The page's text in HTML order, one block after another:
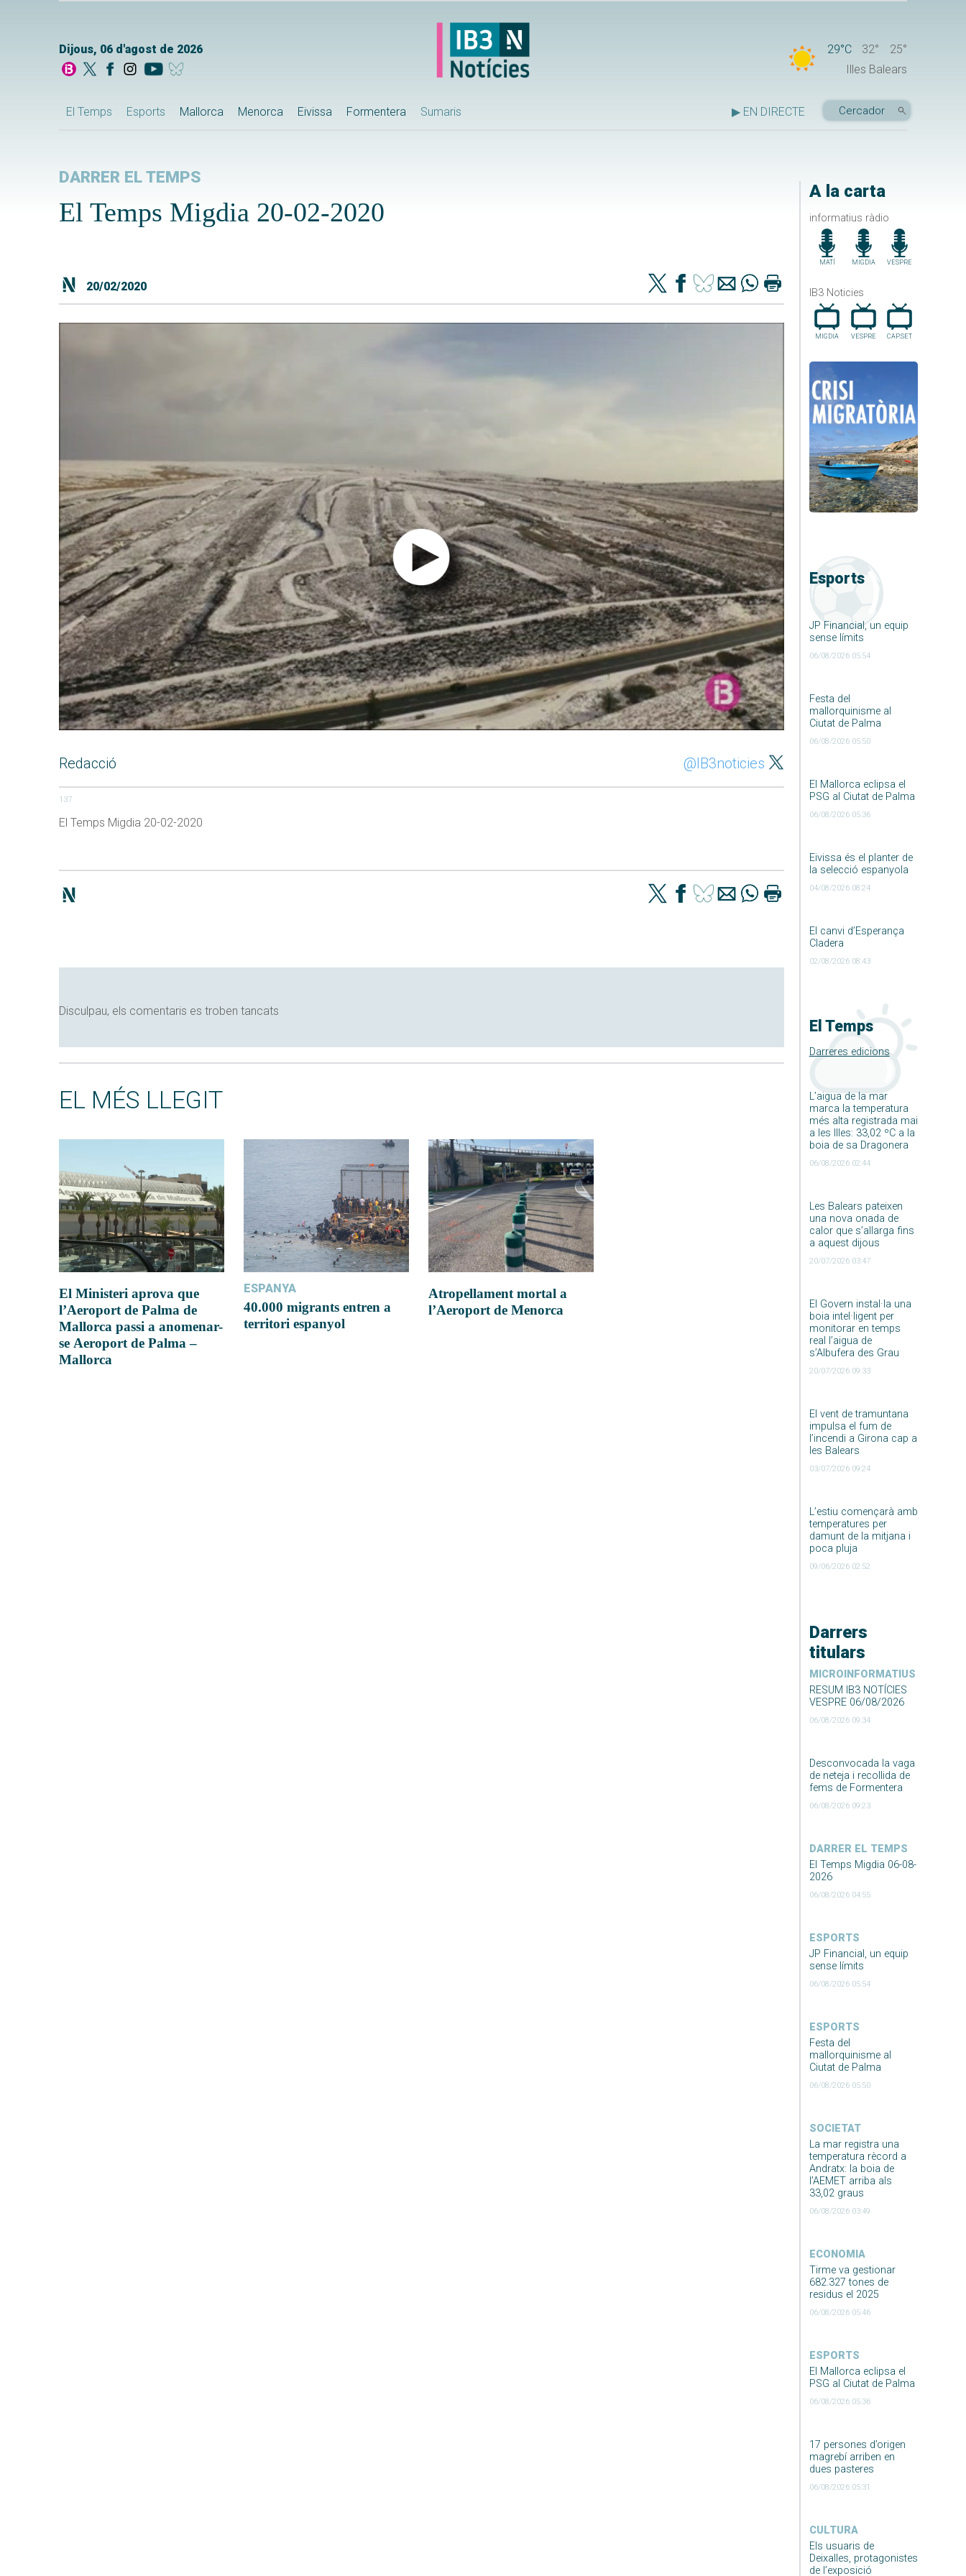
Dijous, 06 d'agost de 2026 29°C 32°
25°
Illes Balears
El Temps Esports Mallorca Menorca Eivissa Formentera Sumaris ▶ EN DIRECTE
A la carta
informatius ràdio
MATÍ MIGDIA VESPRE
IB3 Noticies
MIGDIA VESPRE CAP.SET
Esports
JP Financial, un equip
sense límits
06/08/2026 05:54
Festa del
mallorquinisme al
Ciutat de Palma
06/08/2026 05:50
El Mallorca eclipsa el
PSG al Ciutat de Palma
06/08/2026 05:36
Eivissa és el planter de
la selecció espanyola
04/08/2026 08:24
El canvi d’Esperança
Cladera
02/08/2026 08:43
El Temps
Darreres edicions
L’aigua de la mar
marca la temperatura
més alta registrada mai
a les Illes: 33,02 ºC a la
boia de sa Dragonera
06/08/2026 02:44
Les Balears pateixen
una nova onada de
calor que s’allarga fins
a aquest dijous
20/07/2026 03:47
El Govern instal·la una
boia intel·ligent per
monitorar en temps
real l’aigua de
s’Albufera des Grau
20/07/2026 09:33
El vent de tramuntana
impulsa el fum de
l’incendi a Girona cap a
les Balears
03/07/2026 09:24
L’estiu començarà amb
temperatures per
damunt de la mitjana i
poca pluja
09/06/2026 02:52
Darrers
titulars
MICROINFORMATIUS
RESUM IB3 NOTÍCIES
VESPRE 06/08/2026
06/08/2026 09:34
Desconvocada la vaga
de neteja i recollida de
fems de Formentera
06/08/2026 09:23
DARRER EL TEMPS
El Temps Migdia 06-08-
2026
06/08/2026 04:55
ESPORTS
JP Financial, un equip
sense límits
06/08/2026 05:54
ESPORTS
Festa del
mallorquinisme al
Ciutat de Palma
06/08/2026 05:50
SOCIETAT
La mar registra una
temperatura rècord a
Andratx: la boia de
l’AEMET arriba als
33,02 graus
06/08/2026 03:49
ECONOMIA
Tirme va gestionar
682.327 tones de
residus el 2025
06/08/2026 05:46
ESPORTS
El Mallorca eclipsa el
PSG al Ciutat de Palma
06/08/2026 05:36
17 persones d’origen
magrebí arriben en
dues pasteres
06/08/2026 05:31
CULTURA
Els usuaris de
Deixalles, protagonistes
de l’exposició
DARRER EL TEMPS
El Temps Migdia 20-02-2020
20/02/2020
Redacció @IB3noticies
137
El Temps Migdia 20-02-2020
Disculpau, els comentaris es troben tancats
EL MÉS LLEGIT
El Ministeri aprova que
l’Aeroport de Palma de
Mallorca passi a anomenar-
se Aeroport de Palma –
Mallorca
ESPANYA
40.000 migrants entren a
territori espanyol
Atropellament mortal a
l’Aeroport de Menorca